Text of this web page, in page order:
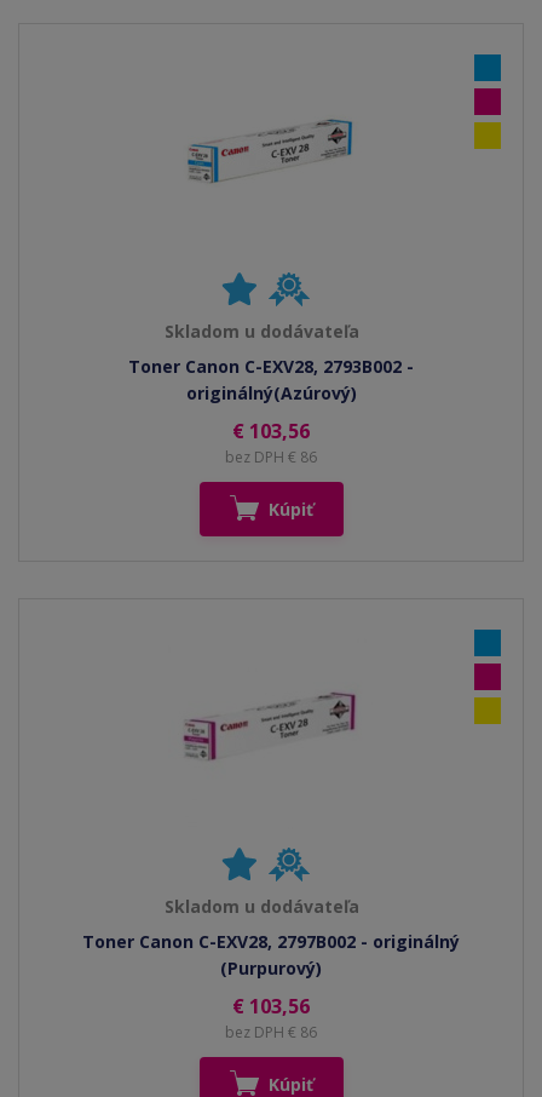
Skladom u dodávateľa
Toner Canon C-EXV28, 2793B002 -
originálný(Azúrový)
€ 103,56
bez DPH € 86
Kúpiť
Skladom u dodávateľa
Toner Canon C-EXV28, 2797B002 - originálný
(Purpurový)
€ 103,56
bez DPH € 86
Kúpiť